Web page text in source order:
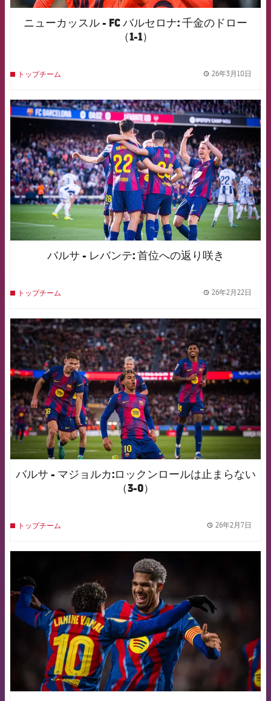
ニューカッスル - FC バルセロナ: 千金のドロー
（1-1）
トップチーム 26年3月10日
FCB Barcelona badge
バルサ - レバンテ: 首位への返り咲き
トップチーム 26年2月22日
FCB Barcelona badge
バルサ - マジョルカ:ロックンロールは止まらない
（3-0）
トップチーム 26年2月7日
FCB Barcelona badge